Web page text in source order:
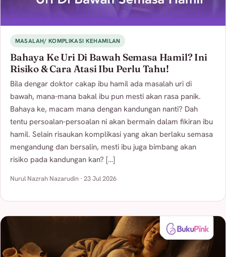
MASALAH/ KOMPLIKASI KEHAMILAN
Bahaya Ke Uri Di Bawah Semasa Hamil? Ini
Risiko & Cara Atasi Ibu Perlu Tahu!
Bila dengar doktor cakap ibu hamil ada masalah uri di
bawah, mana-mana bakal ibu pun mesti akan rasa panik.
Bahaya ke, macam mana dengan kandungan nanti? Dah
tentu persoalan-persoalan ni akan bermain dalam fikiran ibu
hamil. Selain risaukan komplikasi yang akan berlaku semasa
mengandung dan bersalin, mesti ibu juga bimbang akan
risiko pada kandungan kan? […]
Nurul Nazrah Nazarudin · 23 Jul 2026